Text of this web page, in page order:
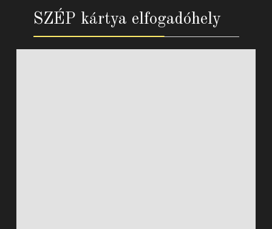
SZÉP kártya elfogadóhely